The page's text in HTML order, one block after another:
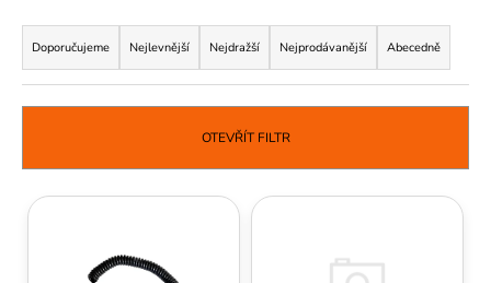
Ř
a
z
e
í
p
r
Doporučujeme Nejlevnější Nejdražší Nejprodávanější Abecedně
OTEVŘÍT FILTR
V
r
u
č
u
m
e